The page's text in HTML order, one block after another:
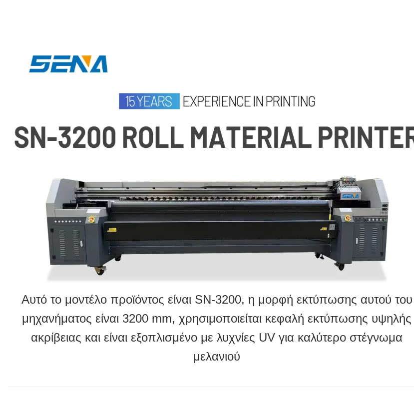
Αυτό το μοντέλο προϊόντος είναι SN-3200, η μορφή εκτύπωσης αυτού του
μηχανήματος είναι 3200 mm, χρησιμοποιείται κεφαλή εκτύπωσης υψηλής
ακρίβειας και είναι εξοπλισμένο με λυχνίες UV για καλύτερο στέγνωμα
μελανιού